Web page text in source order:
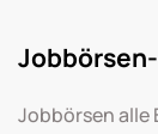
Jobbörsen alle